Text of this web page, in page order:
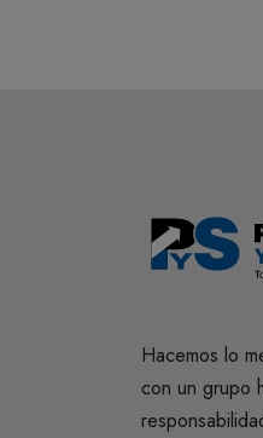
Hacemos lo
con un grupo